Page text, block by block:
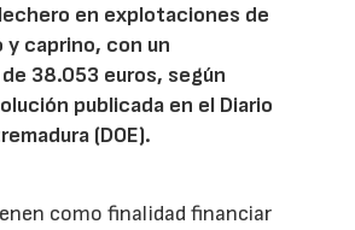
en explotaciones de
y caprino, con un
38.053 euros, según
publicada en el Diario
(DOE).
como finalidad financiar